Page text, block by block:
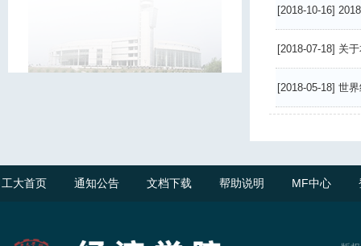
[2018-10-16]
[2018-07-18] 关
[2018-05-18] 世
工大首页 通知公告 文档下载 帮助说明 MF中心